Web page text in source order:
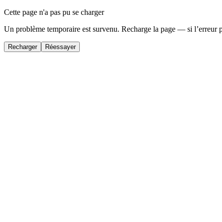
Cette page n'a pas pu se charger
Un problème temporaire est survenu. Recharge la page — si
Recharger Réessayer